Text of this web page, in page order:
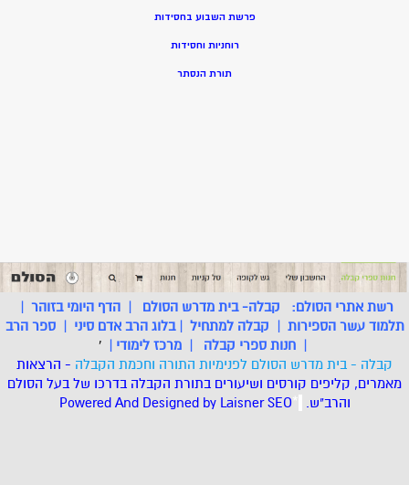
פרשת השבוע בחסידות
רוחניות וחסידות
תורת הנסתר
רשת אתרי הסולם: קבלה- בית מדרש הסולם |הדף היומי בזוהר |
תלמוד עשר הספירות | קבלה למתחיל |בלוג הרב אדם סיני |ספר הרב
| חנות ספרי קבלה | מרכז לימודי |
'
קבלה - בית מדרש הסולם לפנימיות התורה וחכמת הקבלה - הרצאות
מאמרים, קליפים קורסים ושיעורים בתורת הקבלה בדרכו של בעל הסולם
והרב"ש. *
Powered And Designed by LaisnerSEO